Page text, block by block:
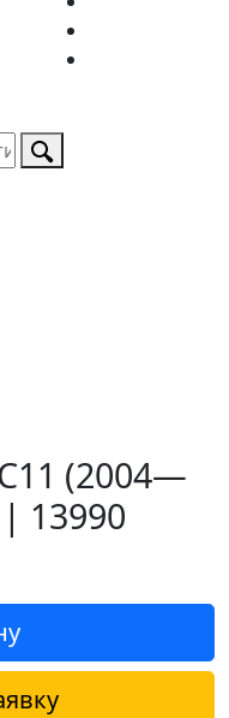
(2004—
13990